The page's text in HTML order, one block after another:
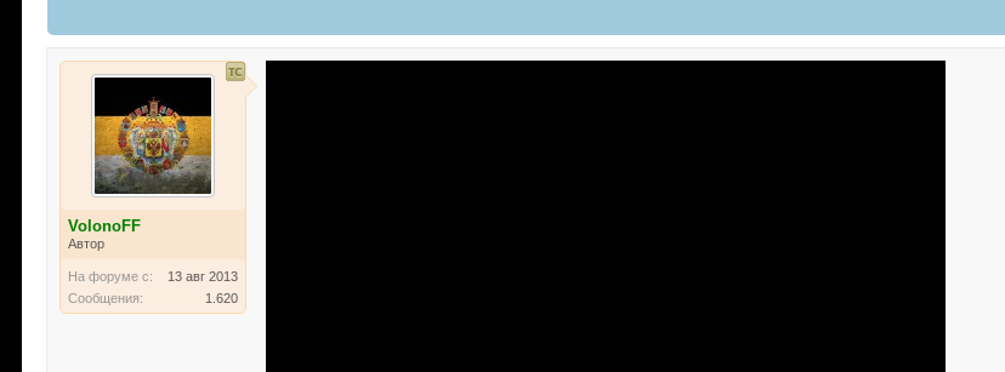
VolonoFF
Автор
На форуме с:
13 авг 2013
Сообщения:
1.620